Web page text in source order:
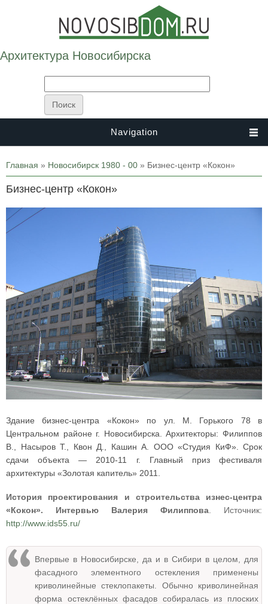
Архитектура Новосибирска
Navigation
Вы здесь
Главная » Новосибирск 1980 - 00 » Бизнес-центр «Кокон»
Бизнес-центр «Кокон»
Здание бизнес-центра «Кокон» по ул. М. Горького 78 в
Центральном районе г. Новосибирска. Архитекторы: Филиппов
В., Насыров Т., Квон Д., Кашин А. ООО «Студия КиФ». Срок
сдачи объекта — 2010-11 г. Главный приз фестиваля
архитектуры «Золотая капитель» 2011.
История проектирования и строительства изнес-центра
«Кокон». Интервью Валерия Филиппова . Источник:
http://www.ids55.ru/
Впервые в Новосибирске, да и в Сибири в целом, для
фасадного элементного остекления применены
криволинейные стеклопакеты. Обычно криволинейная
форма остеклённых фасадов собиралась из плоских